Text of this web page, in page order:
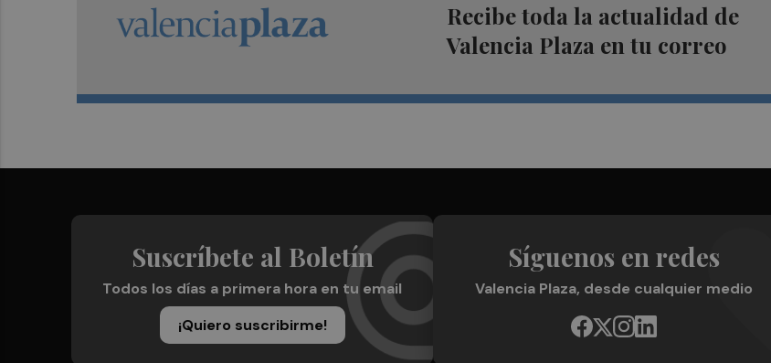
Recibe toda la actualidad de
Valencia Plaza en tu correo
Suscríbete al Boletín
Todos los días a primera hora en tu email
¡Quiero suscribirme!
Síguenos en redes
Valencia Plaza, desde cualquier medio